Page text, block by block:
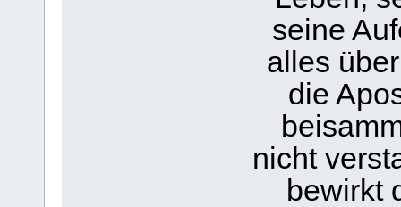
seine
alles
die
nicht
bewirkt